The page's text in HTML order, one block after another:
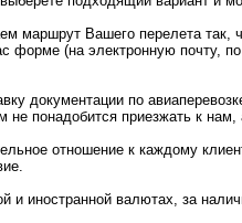
маршрут Вашего перелета
форме (на электронную почту,
документации по
не понадобится приезжать к
отношение к каждому
и иностранной валютах, за